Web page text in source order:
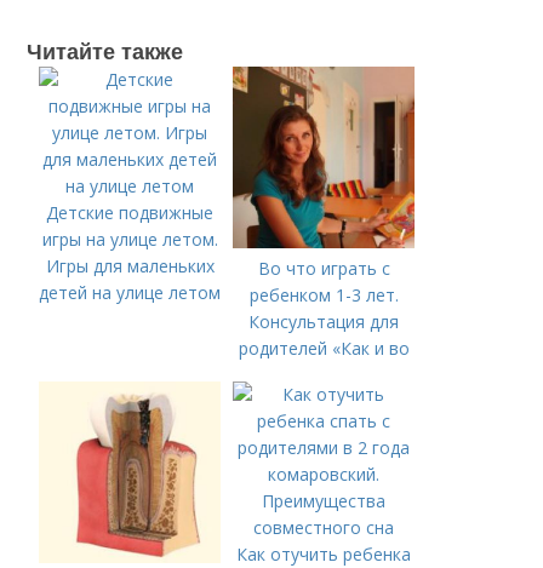
Читайте также
Детские подвижные
игры на улице летом.
Игры для маленьких
детей на улице летом
Во что играть с
ребенком 1-3 лет.
Консультация для
родителей «Как и во
ребенком от 1,5 до 3
лет»
Как отучить ребенка